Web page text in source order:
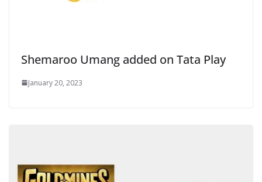
Shemaroo Umang added on Tata Play
January 20, 2023